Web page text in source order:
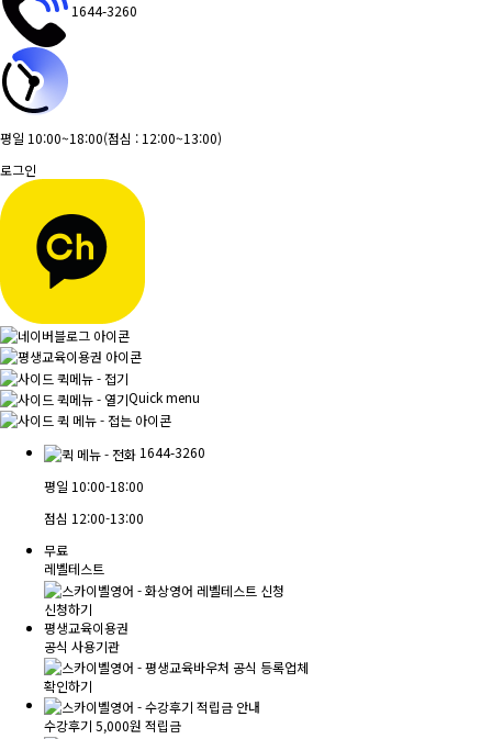
1644-3260
평일 10:00~18:00(점심 : 12:00~13:00)
로그인
Quick menu
1644-3260
평일 10:00-18:00
점심 12:00-13:00
무료
레벨테스트
신청하기
평생교육이용권
공식 사용기관
확인하기
수강후기 5,000원 적립금